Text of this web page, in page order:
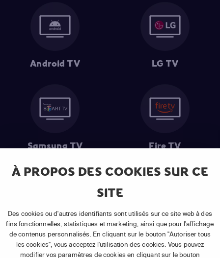
À PROPOS DES COOKIES SUR CE
SITE
Des cookies ou d'autres identifiants sont utilisés sur ce site web à des
fins fonctionnelles, statistiques et marketing, ainsi que pour l'affichage
de contenus personnalisés. En cliquant sur le bouton "Autoriser tous
les cookies", vous acceptez l'utilisation des cookies. Vous pouvez
modifier vos paramètres de cookies en cliquant sur le bouton
Android TV LG TV
Samsung TV Fire TV
souscription à un abonnement APP TV Basic.
(2) Prix de l'abonnement : TVA comprise, hors promotion, hors frais
uniques d'activation, hors frais de matériel et hors frais d'installation.
(3) Restart & Replay:Voir toutes les chaînes disposant de cette
fonctionnalité.